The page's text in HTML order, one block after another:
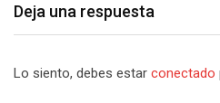
Deja una respuesta
Lo siento, debes estar conectado